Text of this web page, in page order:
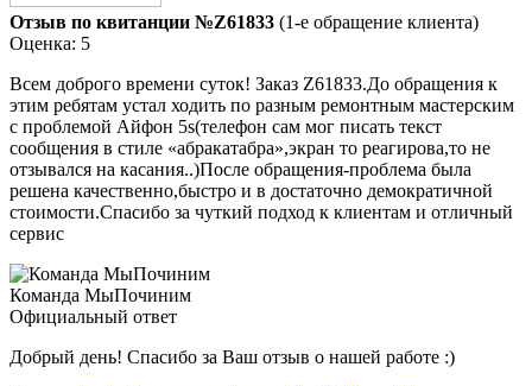
Отзыв по квитанции №Z61833 (1-е обращение клиента)
Оценка: 5
Всем доброго времени суток! Заказ Z61833.До обращения к
этим ребятам устал ходить по разным ремонтным мастерским
с проблемой Айфон 5s(телефон сам мог писать текст
сообщения в стиле «абракатабра»,экран то реагирова,то не
отзывался на касания..)После обращения-проблема была
решена качественно,быстро и в достаточно демократичной
стоимости.Спасибо за чуткий подход к клиентам и отличный
сервис
Команда МыПочиним
Официальный ответ
Добрый день! Спасибо за Ваш отзыв о нашей работе :)